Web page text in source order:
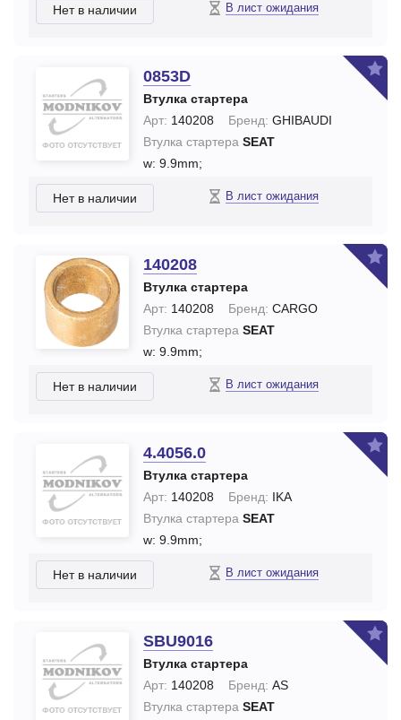
Нет в наличии В лист ожидания
0853D
Втулка стартера
Арт: 140208 Бренд: GHIBAUDI
Втулка стартера SEAT
w: 9.9mm;
Нет в наличии В лист ожидания
140208
Втулка стартера
Арт: 140208 Бренд: CARGO
Втулка стартера SEAT
w: 9.9mm;
Нет в наличии В лист ожидания
4.4056.0
Втулка стартера
Арт: 140208 Бренд: IKA
Втулка стартера SEAT
w: 9.9mm;
Нет в наличии В лист ожидания
SBU9016
Втулка стартера
Арт: 140208 Бренд: AS
Втулка стартера SEAT